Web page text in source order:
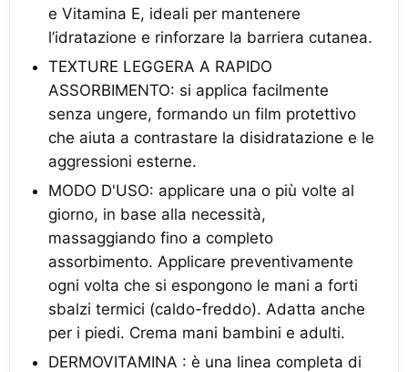
e Vitamina E, ideali per mantenere
l’idratazione e rinforzare la barriera cutanea.
TEXTURE LEGGERA A RAPIDO
ASSORBIMENTO: si applica facilmente
senza ungere, formando un film protettivo
che aiuta a contrastare la disidratazione e le
aggressioni esterne.
MODO D'USO: applicare una o più volte al
giorno, in base alla necessità,
massaggiando fino a completo
assorbimento. Applicare preventivamente
ogni volta che si espongono le mani a forti
sbalzi termici (caldo-freddo). Adatta anche
per i piedi. Crema mani bambini e adulti.
DERMOVITAMINA : è una linea completa di